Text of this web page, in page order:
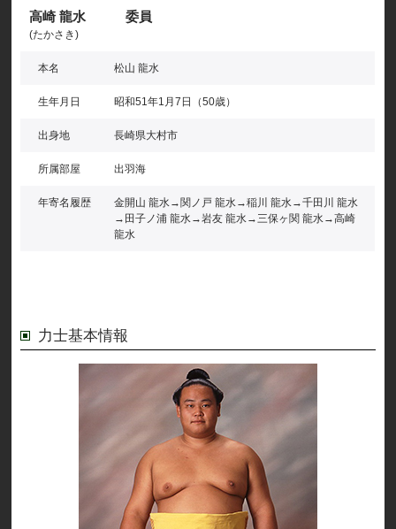
高崎 龍水 委員
(たかさき)
本名 松山 龍水
生年月日 昭和51年1月7日（50歳）
出身地 長崎県大村市
所属部屋 出羽海
年寄名履歴
金開山 龍水→関ノ戸 龍水→稲川 龍水→千田川 龍水
→田子ノ浦 龍水→岩友 龍水→三保ヶ関 龍水→高崎
龍水
力士基本情報